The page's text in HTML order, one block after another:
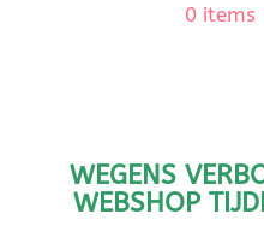
0 items
WEGENS
WEBSHOP